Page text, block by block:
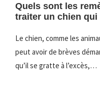
Quels sont les
traiter un chien qui
Le chien, comme les
peut avoir de brèves
qu’il se gratte à l’excès,…